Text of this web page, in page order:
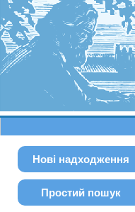
Нові надходження
Простий пошук